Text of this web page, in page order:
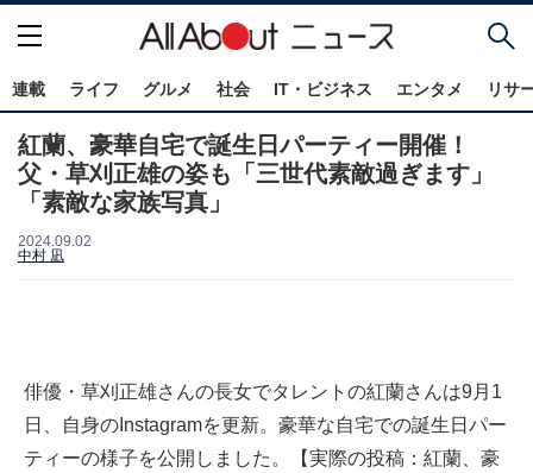
連載 ライフ グルメ 社会 IT・ビジネス エンタメ リサ
紅蘭、豪華自宅で誕生日パーティー開催！
父・草刈正雄の姿も「三世代素敵過ぎます」
「素敵な家族写真」
2024.09.02
中村 凪
俳優・草刈正雄さんの長女でタレントの紅蘭さんは9月1
日、自身のInstagramを更新。豪華な自宅での誕生日パー
ティーの様子を公開しました。【実際の投稿：紅蘭、豪